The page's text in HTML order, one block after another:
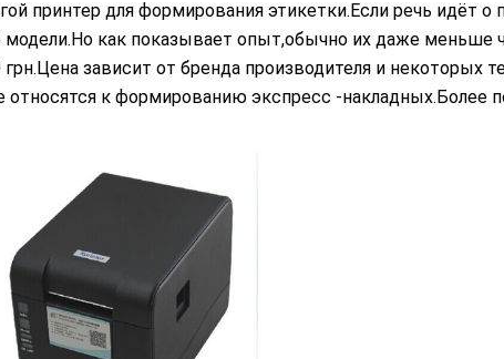
принтер для формирования этикетки.Если речь идёт о
как показывает опыт,обычно их даже меньше
зависит от бренда производителя и некоторых
относятся к формированию экспресс -накладных.Более